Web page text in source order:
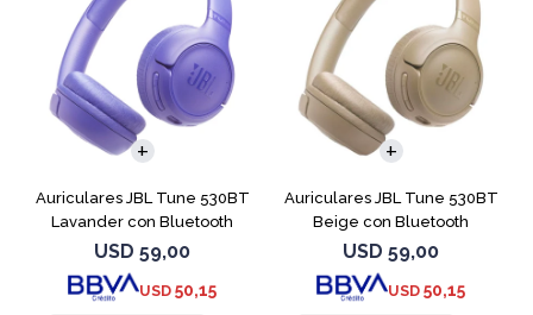
Auriculares JBL Tune 530BT
Lavander con Bluetooth
USD 59,00
USD 50,15
Auriculares JBL Tune 530BT
Beige con Bluetooth
USD 59,00
USD 50,15